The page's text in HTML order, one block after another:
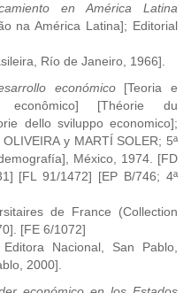
en América Latina
na América Latina]; Editorial
Río de Janeiro, 1966].
económico[Teoria e
econômico] [Théorie du
dello sviluppo economico];
y MARTÍ SOLER; 5ª
México, 1974. [FD
[FL 91/1472] [EP B/746; 4ª
de France (Collection
[FE 6/1072]
Nacional, San Pablo,
2000].